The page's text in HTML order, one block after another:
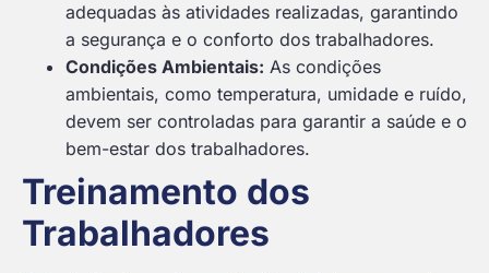
adequadas às atividades realizadas, garantindo
a segurança e o conforto dos trabalhadores.
Condições Ambientais: As condições
ambientais, como temperatura, umidade e ruído,
devem ser controladas para garantir a saúde e o
bem-estar dos trabalhadores.
Treinamento dos
Trabalhadores